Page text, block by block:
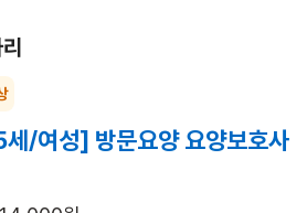
/여성] 방문요양 요양보호사